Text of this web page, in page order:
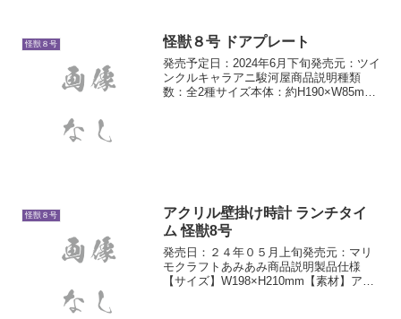
怪獣８号 怪獣８号 ドアプレート
発売予定日：2024年6月下旬発売元：ツイ
ンクルキャラアニ駿河屋商品説明種類
数：全2種サイズ本体：約H190×W85mm
怪獣８号
アクリル壁掛け時計 ランチタイ
ム 怪獣8号
発売日：２４年０５月上旬発売元：マリ
モクラフトあみあみ商品説明製品仕様
【サイズ】W198×H210mm【素材】アク